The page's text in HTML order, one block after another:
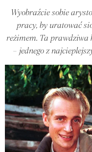
Wyobraźcie sobie
pracy, by uratować
reżimem. Ta prawdziwa
– jednego z